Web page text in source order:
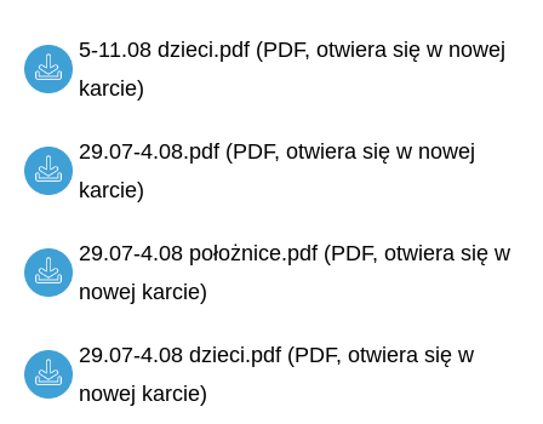
5-11.08 dzieci.pdf (PDF, otwiera się w nowej
karcie)
29.07-4.08.pdf (PDF, otwiera się w nowej
karcie)
29.07-4.08 położnice.pdf (PDF, otwiera się w
nowej karcie)
29.07-4.08 dzieci.pdf (PDF, otwiera się w
nowej karcie)